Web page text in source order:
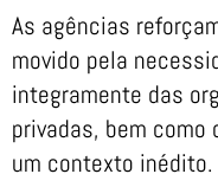
As agências
movido pela
integramente das
privadas, bem
um contexto